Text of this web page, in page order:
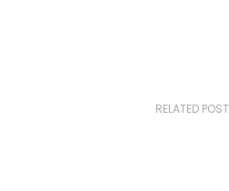
RELATED POST